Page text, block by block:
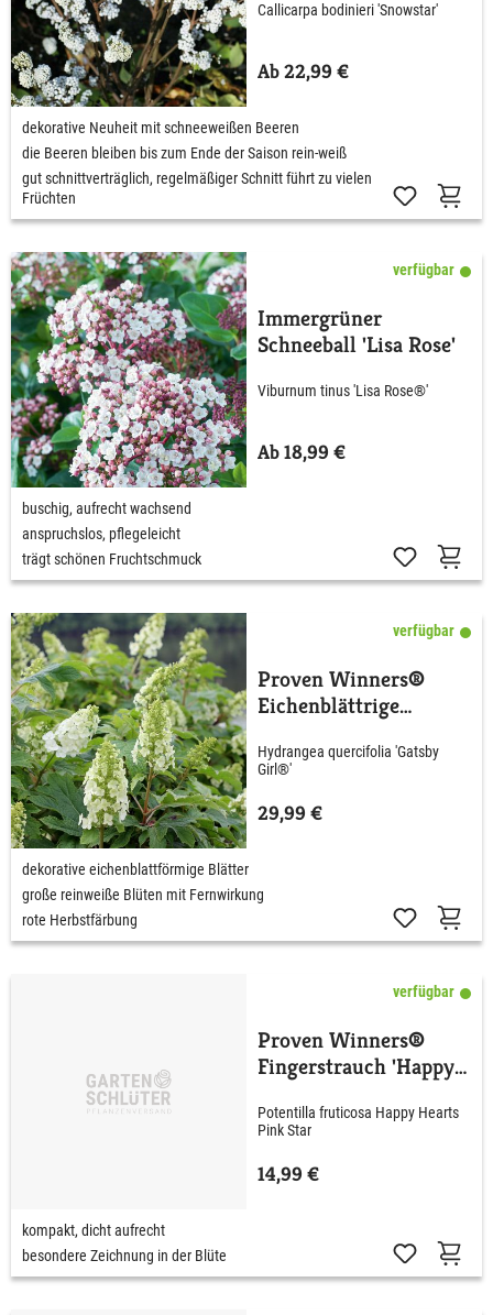
Callicarpa bodinieri 'Snowstar'
Ab 22,99 €
dekorative Neuheit mit schneeweißen Beeren
die Beeren bleiben bis zum Ende der Saison rein-weiß
gut schnittverträglich, regelmäßiger Schnitt führt zu vielen
Früchten
verfügbar
Immergrüner
Schneeball 'Lisa Rose'
Viburnum tinus 'Lisa Rose®'
Ab 18,99 €
buschig, aufrecht wachsend
anspruchslos, pflegeleicht
trägt schönen Fruchtschmuck
verfügbar
Proven Winners®
Eichenblättrige
Girl'
Hydrangea quercifolia 'Gatsby
Girl®'
29,99 €
dekorative eichenblattförmige Blätter
große reinweiße Blüten mit Fernwirkung
rote Herbstfärbung
verfügbar
Proven Winners®
Fingerstrauch 'Happy
Potentilla fruticosa Happy Hearts
Pink Star
14,99 €
kompakt, dicht aufrecht
besondere Zeichnung in der Blüte